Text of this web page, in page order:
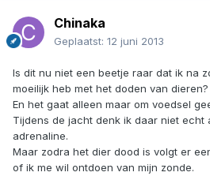
Chinaka
Geplaatst: 12 juni 2013
Is dit nu niet een beetje raar dat ik na
moeilijk heb met het doden van dieren?
En het gaat alleen maar om voedsel
Tijdens de jacht denk ik daar niet echt
adrenaline.
Maar zodra het dier dood is volgt er
of ik me wil ontdoen van mijn zonde.